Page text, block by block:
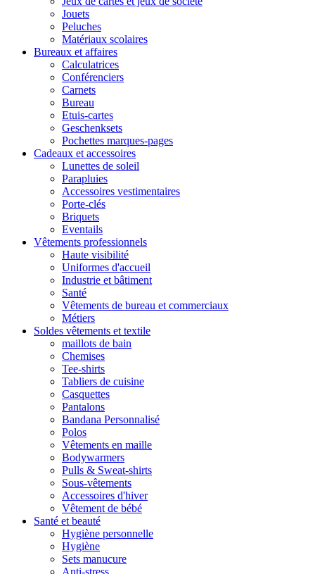
Jouets
Peluches
Matériaux scolaires
Bureaux et affaires
Calculatrices
Conférenciers
Carnets
Bureau
Etuis-cartes
Geschenksets
Pochettes marques-pages
Cadeaux et accessoires
Lunettes de soleil
Parapluies
Accessoires vestimentaires
Porte-clés
Briquets
Eventails
Vêtements professionnels
Haute visibilité
Uniformes d'accueil
Industrie et bâtiment
Santé
Vêtements de bureau et commerciaux
Métiers
Soldes vêtements et textile
maillots de bain
Chemises
Tee-shirts
Tabliers de cuisine
Casquettes
Pantalons
Bandana Personnalisé
Polos
Vêtements en maille
Bodywarmers
Pulls & Sweat-shirts
Sous-vêtements
Accessoires d'hiver
Vêtement de bébé
Santé et beauté
Hygiène personnelle
Hygiène
Sets manucure